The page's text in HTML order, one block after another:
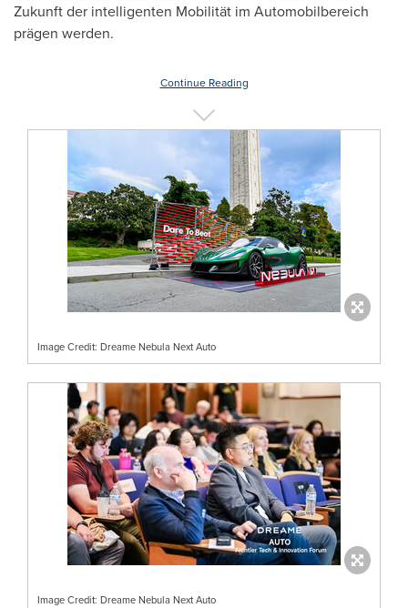
Zukunft der intelligenten Mobilität im Automobilbereich
prägen werden.
Continue Reading
Image Credit: Dreame Nebula Next Auto
Image Credit: Dreame Nebula Next Auto